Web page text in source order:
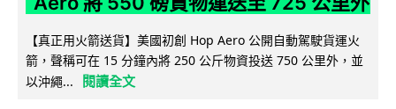
【真正用火箭送貨】美國初創 Hop Aero 公開自動駕駛貨運火
箭，聲稱可在 15 分鐘內將 250 公斤物資投送 750 公里外，並
以沖繩...
閱讀全文